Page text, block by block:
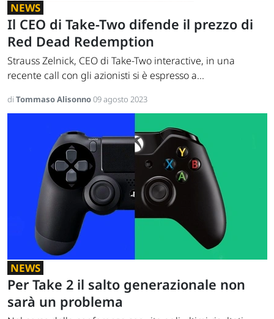
NEWS
Il CEO di Take-Two difende il prezzo di
Red Dead Redemption
Strauss Zelnick, CEO di Take-Two interactive, in una
recente call con gli azionisti si è espresso a...
di Tommaso Alisonno09 agosto 2023
NEWS
Per Take 2 il salto generazionale non
sarà un problema